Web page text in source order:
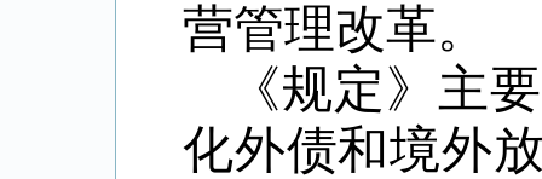
营管理改革。
《规定》主
化外债和境外